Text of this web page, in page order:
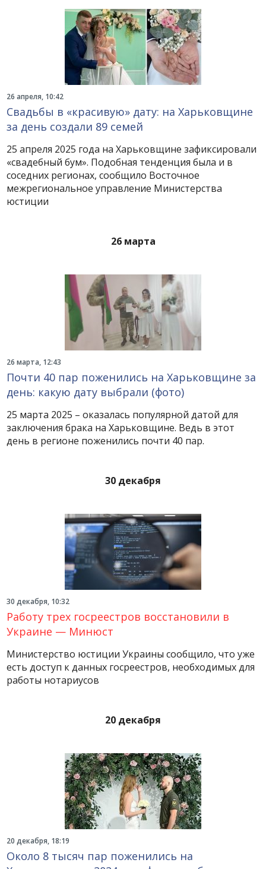
26 апреля, 10:42
Свадьбы в «красивую» дату: на Харьковщине
за день создали 89 семей
25 апреля 2025 года на Харьковщине зафиксировали
«свадебный бум». Подобная тенденция была и в
соседних регионах, сообщило Восточное
межрегиональное управление Министерства
юстиции
26 марта
26 марта, 12:43
Почти 40 пар поженились на Харьковщине за
день: какую дату выбрали (фото)
25 марта 2025 – оказалась популярной датой для
заключения брака на Харьковщине. Ведь в этот
день в регионе поженились почти 40 пар.
30 декабря
30 декабря, 10:32
Работу трех госреестров восстановили в
Украине — Минюст
Министерство юстиции Украины сообщило, что уже
есть доступ к данных госреестров, необходимых для
работы нотариусов
20 декабря
20 декабря, 18:19
Около 8 тысяч пар поженились на